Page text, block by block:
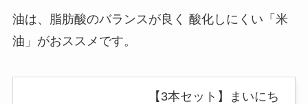
油は、脂肪酸のバランスが良く 酸化しにくい「米
油」がおススメです。
【3本セット】まいにち